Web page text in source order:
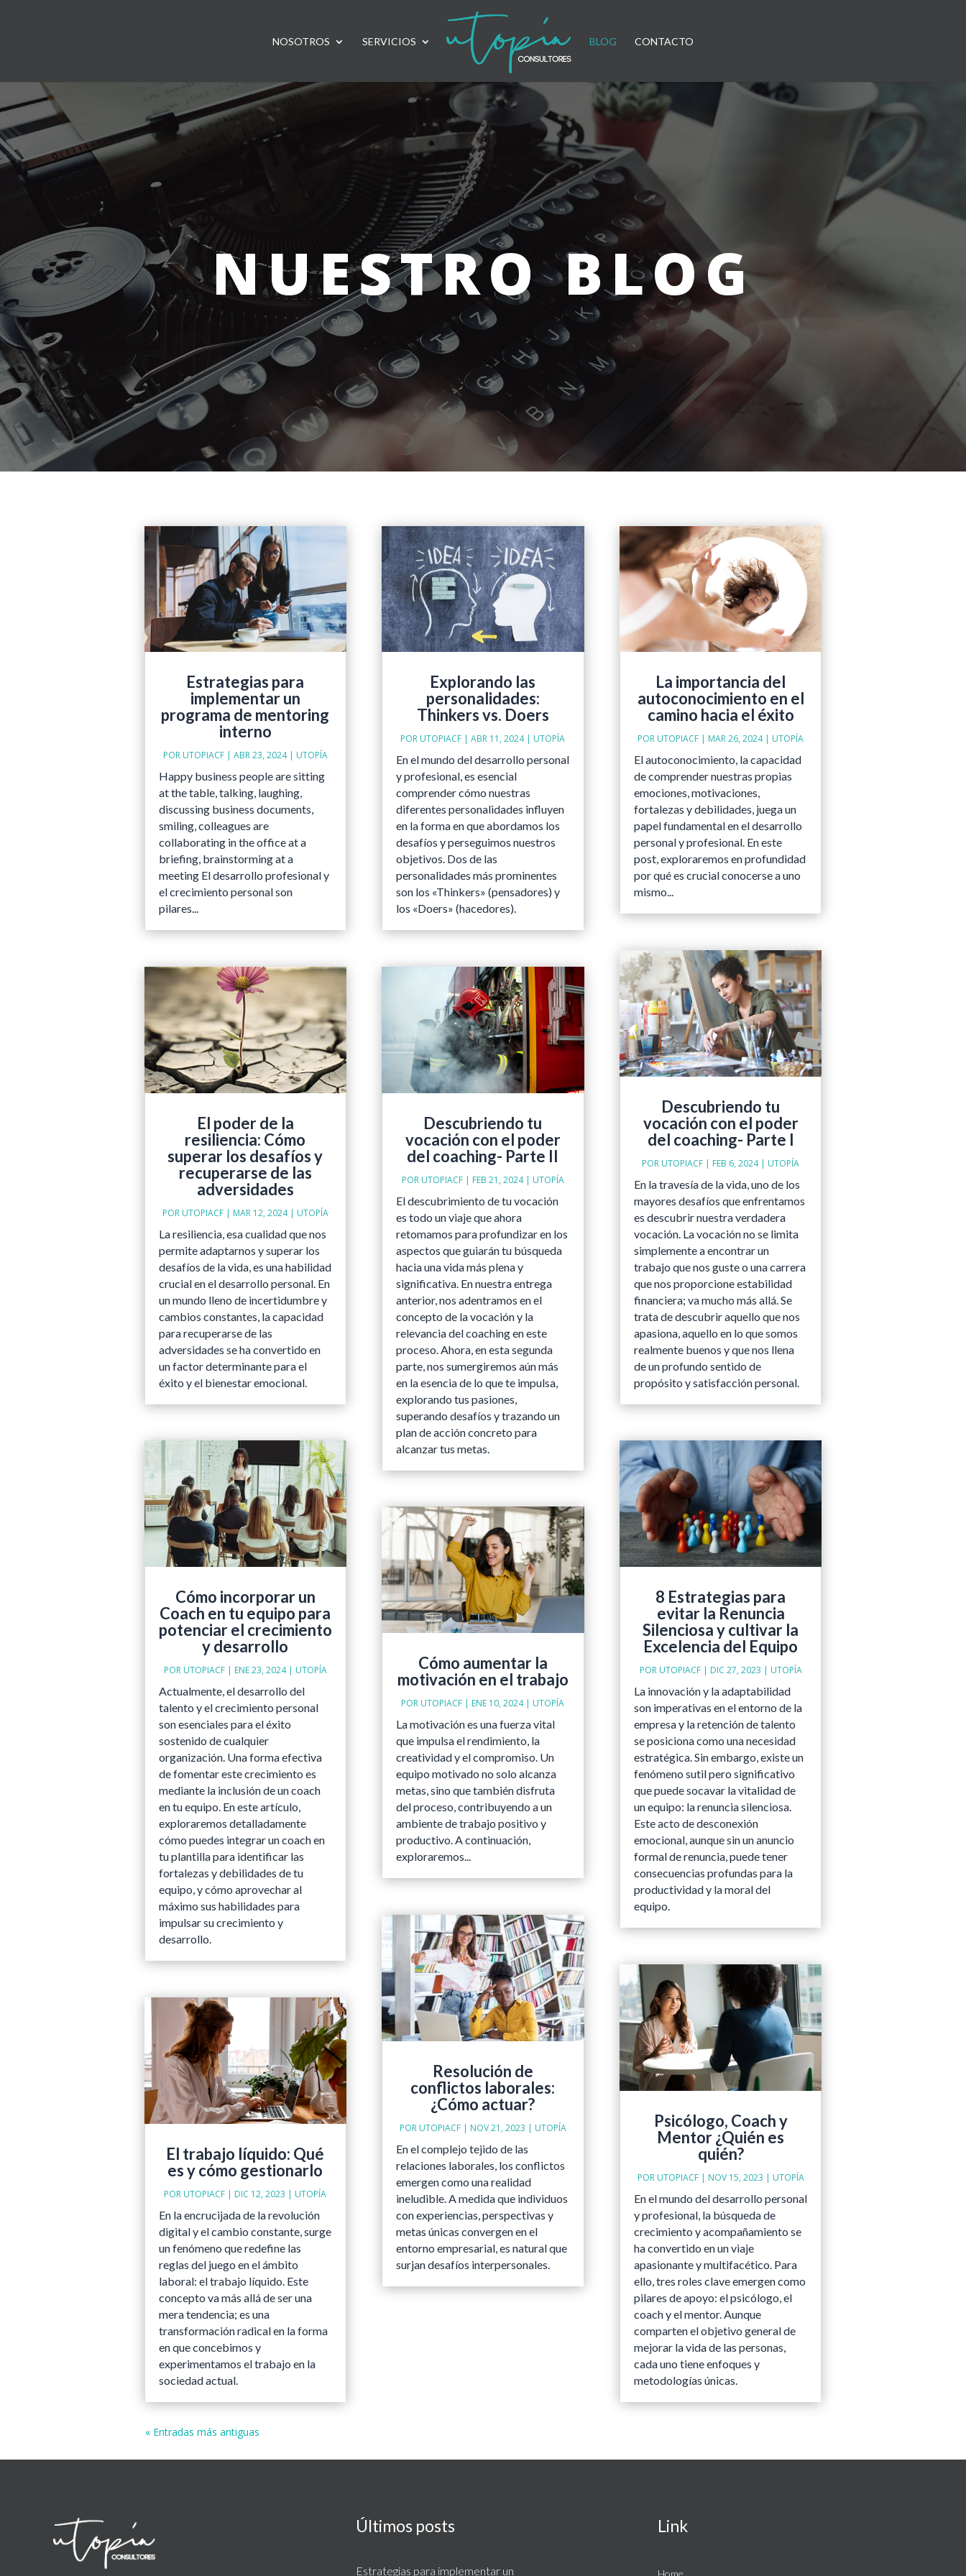
NOSOTROS SERVICIOS BLOG CONTACTO
NUESTRO BLOG
Estrategias para
implementar un
programa de mentoring
interno
POR UTOPIACF| ABR 23, 2024| UTOPÍA
Happy business people are sitting
at the table, talking, laughing,
discussing business documents,
smiling, colleagues are
collaborating in the office at a
briefing, brainstorming at a
meeting El desarrollo profesional y
el crecimiento personal son
pilares...
El poder de la
resiliencia: Cómo
superar los desafíos y
recuperarse de las
adversidades
POR UTOPIACF| MAR 12, 2024| UTOPÍA
La resiliencia, esa cualidad que nos
permite adaptarnos y superar los
desafíos de la vida, es una habilidad
crucial en el desarrollo personal. En
un mundo lleno de incertidumbre y
cambios constantes, la capacidad
para recuperarse de las
adversidades se ha convertido en
un factor determinante para el
éxito y el bienestar emocional.
Cómo incorporar un
Coach en tu equipo para
potenciar el crecimiento
y desarrollo
POR UTOPIACF| ENE 23, 2024| UTOPÍA
Actualmente, el desarrollo del
talento y el crecimiento personal
son esenciales para el éxito
sostenido de cualquier
organización. Una forma efectiva
de fomentar este crecimiento es
mediante la inclusión de un coach
en tu equipo. En este artículo,
exploraremos detalladamente
cómo puedes integrar un coach en
tu plantilla para identificar las
fortalezas y debilidades de tu
equipo, y cómo aprovechar al
máximo sus habilidades para
impulsar su crecimiento y
desarrollo.
El trabajo líquido: Qué
es y cómo gestionarlo
POR UTOPIACF | DIC 12, 2023 | UTOPÍA
En la encrucijada de la revolución
digital y el cambio constante, surge
un fenómeno que redefine las
reglas del juego en el ámbito
laboral: el trabajo líquido. Este
concepto va más allá de ser una
mera tendencia; es una
transformación radical en la forma
en que concebimos y
experimentamos el trabajo en la
sociedad actual.
Explorando las
personalidades:
Thinkers vs. Doers
POR UTOPIACF |ABR 11, 2024| UTOPÍA
En el mundo del desarrollo personal
y profesional, es esencial
comprender cómo nuestras
diferentes personalidades influyen
en la forma en que abordamos los
desafíos y perseguimos nuestros
objetivos. Dos de las
personalidades más prominentes
son los «Thinkers» (pensadores) y
los «Doers» (hacedores).
Descubriendo tu
vocación con el poder
del coaching- Parte II
POR UTOPIACF| FEB 21, 2024| UTOPÍA
El descubrimiento de tu vocación
es todo un viaje que ahora
retomamos para profundizar en los
aspectos que guiarán tu búsqueda
hacia una vida más plena y
significativa. En nuestra entrega
anterior, nos adentramos en el
concepto de la vocación y la
relevancia del coaching en este
proceso. Ahora, en esta segunda
parte, nos sumergiremos aún más
en la esencia de lo que te impulsa,
explorando tus pasiones,
superando desafíos y trazando un
plan de acción concreto para
alcanzar tus metas.
Cómo aumentar la
motivación en el trabajo
POR UTOPIACF | ENE 10, 2024| UTOPÍA
La motivación es una fuerza vital
que impulsa el rendimiento, la
creatividad y el compromiso. Un
equipo motivado no solo alcanza
metas, sino que también disfruta
del proceso, contribuyendo a un
ambiente de trabajo positivo y
productivo. A continuación,
exploraremos...
Resolución de
conflictos laborales:
¿Cómo actuar?
POR UTOPIACF| NOV 21, 2023 | UTOPÍA
En el complejo tejido de las
relaciones laborales, los conflictos
emergen como una realidad
ineludible. A medida que individuos
con experiencias, perspectivas y
metas únicas convergen en el
entorno empresarial, es natural que
surjan desafíos interpersonales.
La importancia del
autoconocimiento en el
camino hacia el éxito
POR UTOPIACF | MAR 26, 2024| UTOPÍA
El autoconocimiento, la capacidad
de comprender nuestras propias
emociones, motivaciones,
fortalezas y debilidades, juega un
papel fundamental en el desarrollo
personal y profesional. En este
post, exploraremos en profundidad
por qué es crucial conocerse a uno
mismo...
Descubriendo tu
vocación con el poder
del coaching- Parte I
POR UTOPIACF | FEB 6, 2024| UTOPÍA
En la travesía de la vida, uno de los
mayores desafíos que enfrentamos
es descubrir nuestra verdadera
vocación. La vocación no se limita
simplemente a encontrar un
trabajo que nos guste o una carrera
que nos proporcione estabilidad
financiera; va mucho más allá. Se
trata de descubrir aquello que nos
apasiona, aquello en lo que somos
realmente buenos y que nos llena
de un profundo sentido de
propósito y satisfacción personal.
8 Estrategias para
evitar la Renuncia
Silenciosa y cultivar la
Excelencia del Equipo
POR UTOPIACF| DIC 27, 2023 | UTOPÍA
La innovación y la adaptabilidad
son imperativas en el entorno de la
empresa y la retención de talento
se posiciona como una necesidad
estratégica. Sin embargo, existe un
fenómeno sutil pero significativo
que puede socavar la vitalidad de
un equipo: la renuncia silenciosa.
Este acto de desconexión
emocional, aunque sin un anuncio
formal de renuncia, puede tener
consecuencias profundas para la
productividad y la moral del
equipo.
Psicólogo, Coach y
Mentor ¿Quién es
quién?
POR UTOPIACF| NOV 15, 2023 | UTOPÍA
En el mundo del desarrollo personal
y profesional, la búsqueda de
crecimiento y acompañamiento se
ha convertido en un viaje
apasionante y multifacético. Para
ello, tres roles clave emergen como
pilares de apoyo: el psicólogo, el
coach y el mentor. Aunque
comparten el objetivo general de
mejorar la vida de las personas,
cada uno tiene enfoques y
metodologías únicas.
« Entradas más antiguas
Últimos posts
Estrategias para implementar un
Link
Home